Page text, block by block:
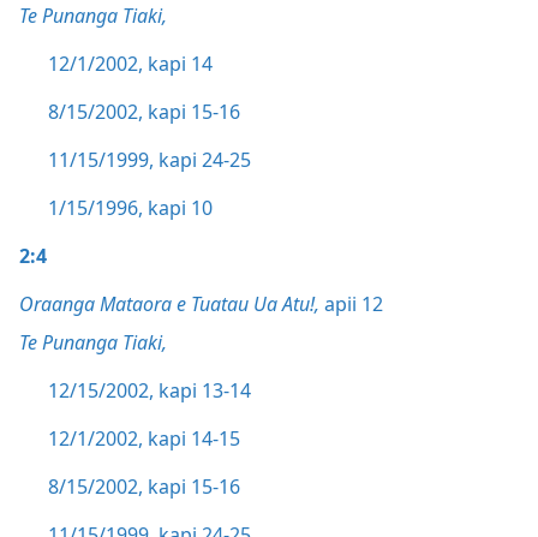
Te Punanga Tiaki,
12/1/2002, kapi 14
8/15/2002, kapi 15-16
11/15/1999, kapi 24-25
1/15/1996, kapi 10
2:4
Oraanga Mataora e Tuatau Ua Atu!, apii 12
Te Punanga Tiaki,
12/15/2002, kapi 13-14
12/1/2002, kapi 14-15
8/15/2002, kapi 15-16